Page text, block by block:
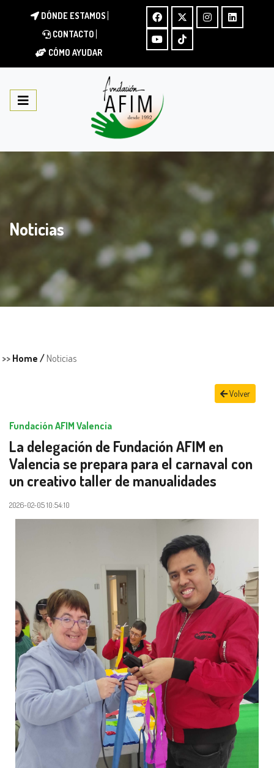
DÓNDE ESTAMOS
CONTACTO
CÓMO AYUDAR
Noticias
>> Home / Noticias
Volver
Fundación AFIM Valencia
La delegación de Fundación AFIM en
Valencia se prepara para el carnaval con
un creativo taller de manualidades
2026-02-05 10:54:10